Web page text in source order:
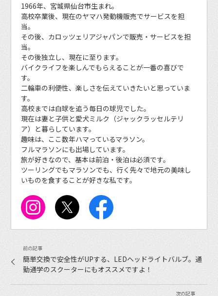
1966年、宮城県仙台市生まれ。
高校卒業後、現在のヤマハ発動機販売でサービスを担
当。
その後、カロッツェリアジャパンで販売・サービスを担
当。
その後独立し、現在に至ります。
バイクライフを楽しんでもらえることが一番の喜びで
す。
二輪車の利便性、楽しさを伝えていきたいと思っていま
す。
高校までは白球を追う毎日の球児でした。
現在は妻と子供と愛犬ミルク（ジャックラッセルテリ
ア）と暮らしています。
趣味は、ここ数年ハマっているマラソン。
フルマラソンにも出場しています。
旅が好きなので、基本は前泊・後泊は必須です。
ツーリングでもマラソンでも、行く先々で地元の美味し
いものを食することが好きな私です。
簡単交換で安全性がUPする、LEDヘッドライトバルブ。通
勤通学のスクーターにもオススメですよ！